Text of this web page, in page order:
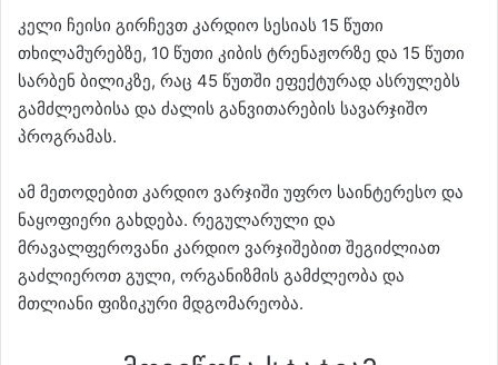
კელი ჩეისი გირჩევთ კარდიო სესიას 15 წუთი
თხილამურებზე, 10 წუთი კიბის ტრენაჟორზე და 15 წუთი
სარბენ ბილიკზე, რაც 45 წუთში ეფექტურად ასრულებს
გამძლეობისა და ძალის განვითარების სავარჯიშო
პროგრამას.
ამ მეთოდებით კარდიო ვარჯიში უფრო საინტერესო და
ნაყოფიერი გახდება. რეგულარული და
მრავალფეროვანი კარდიო ვარჯიშებით შეგიძლიათ
გაძლიეროთ გული, ორგანიზმის გამძლეობა და
მთლიანი ფიზიკური მდგომარეობა.